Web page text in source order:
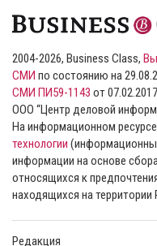
2004-2026, Business Class,
СМИ по состоянию на
СМИ ПИ59-1143 от
ООО “Центр деловой
На информационном
технологии
информации на основе
относящихся к
находящихся на
Редакция